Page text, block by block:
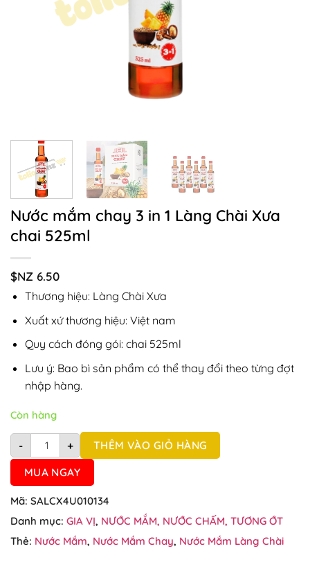
Nước mắm chay 3 in 1 Làng Chài Xưa
chai 525ml
$NZ 6.50
Thương hiệu: Làng Chài Xưa
Xuất xứ thương hiệu: Việt nam
Quy cách đóng gói: chai 525ml
Lưu ý: Bao bì sản phẩm có thể thay đổi theo từng đợt
nhập hàng.
Còn hàng
-
Nước mắm chay 3 in 1 Làng Chài Xưa chai 525ml số lượng
+
THÊM VÀO GIỎ HÀNG
MUA NGAY
Mã: SALCX4U010134
Danh mục: GIA VỊ, NƯỚC MẮM, NƯỚC CHẤM, TƯƠNG ỚT
Thẻ: Nước Mắm, Nước Mắm Chay, Nước Mắm Làng Chài